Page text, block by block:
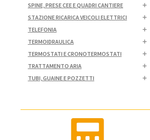
SPINE, PRESE CEE E QUADRI CANTIERE
STAZIONE RICARICA VEICOLI ELETTRICI
TELEFONIA
TERMOIDRAULICA
TERMOSTATI E CRONOTERMOSTATI
TRATTAMENTO ARIA
TUBI, GUAINE E POZZETTI